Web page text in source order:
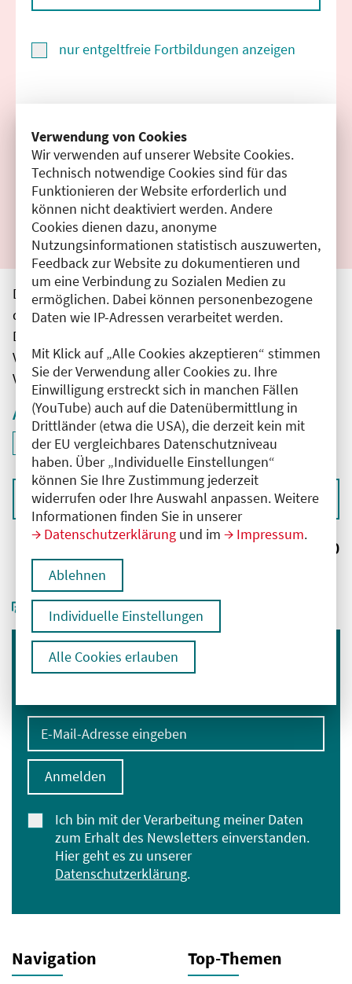
Verwendung von Cookies
Wir verwenden auf unserer Website Cookies.
Technisch notwendige Cookies sind für das
Funktionieren der Website erforderlich und
können nicht deaktiviert werden. Andere
Cookies dienen dazu, anonyme
Nutzungsinformationen statistisch auszuwerten,
Feedback zur Website zu dokumentieren und
um eine Verbindung zu Sozialen Medien zu
ermöglichen. Dabei können personenbezogene
Daten wie IP-Adressen verarbeitet werden.
Mit Klick auf „Alle Cookies akzeptieren“ stimmen
Sie der Verwendung aller Cookies zu. Ihre
Einwilligung erstreckt sich in manchen Fällen
(YouTube) auch auf die Datenübermittlung in
Drittländer (etwa die USA), die derzeit kein mit
der EU vergleichbares Datenschutzniveau
haben. Über „Individuelle Einstellungen“
können Sie Ihre Zustimmung jederzeit
widerrufen oder Ihre Auswahl anpassen. Weitere
Informationen finden Sie in unserer
Datenschutzerklärung und im Impressum.
Ablehnen
Individuelle Einstellungen
Alle Cookies erlauben
nur entgeltfreie Fortbildungen anzeigen
Filter zurücksetzen
Ergebnisse drucken
Die hier aufgeführten Veranstaltungen entsprechen
den unmittelbar vom Veranstalter getätigten Angaben.
Die Ärztekammer Berlin übernimmt keine
Verantwortung für den Inhalt, die Haftung obliegt dem
Veranstalter.
Aktive Filter
Filter
ID: ANT-2503535
deaktivieren und Suchergebnisse neu laden
Sortieren nach
Ergebnisse: 0
Immer informiert bleiben
E-Mail-Adresse eingeben
Ich bin mit der Verarbeitung meiner Daten
zum Erhalt des Newsletters einverstanden.
Hier geht es zu unserer
Datenschutzerklärung.
Anmelden
Navigation Top-Themen